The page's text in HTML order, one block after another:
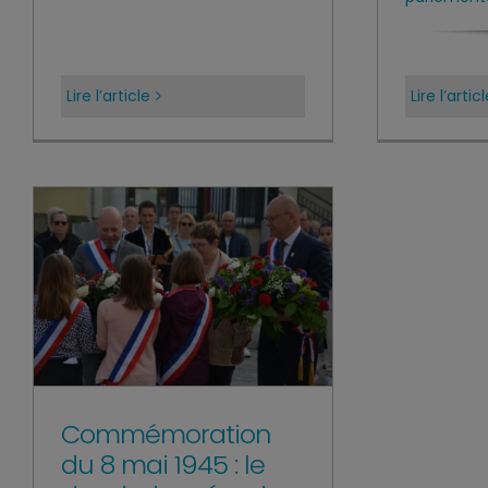
Lire l’article Lire
Commémoration
du 8 mai 1945 : le